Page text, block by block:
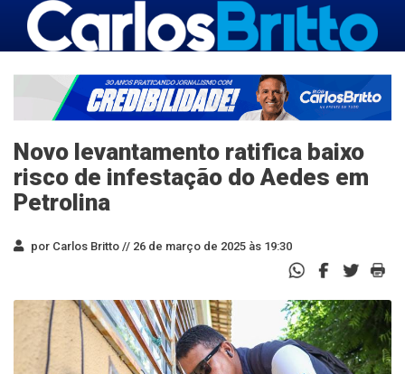
Novo levantamento ratifica baixo
risco de infestação do Aedes em
Petrolina
por Carlos Britto // 26 de março de 2025 às 19:30